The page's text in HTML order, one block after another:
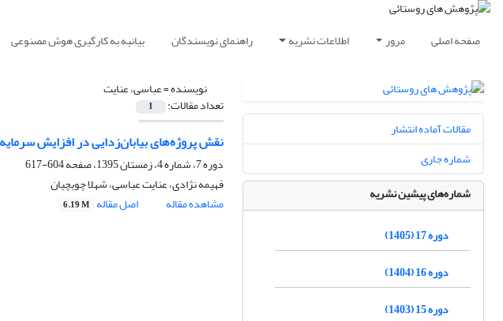
صفحه اصلی مرور اطلاعات نشریه راهنمای نویسندگان بیانیه به کارگیری هوش مصنوعی
نویسنده =عباسی، عنایت
تعداد مقالات: 1
نقش پروژه‌های بیابان‌زدایی در افزایش
دوره 7، شماره 4، زمستان 1395، صفحه
604-617
فهیمه نژادی، عنایت عباسی، شهلا چوبچیان
مشاهده مقاله
اصل مقاله 6.19 M
مقالات آماده انتشار
شماره جاری
شماره‌های پیشین نشریه
دوره 17 (1405)
دوره 16 (1404)
دوره 15 (1403)